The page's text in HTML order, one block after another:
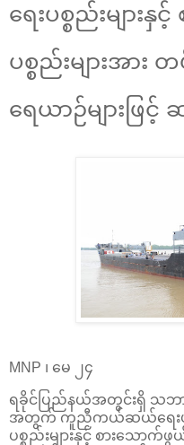
ရေးပစ္စည်းများ
ပစ္စည်းများအား
ရေယာဉ်များဖ
MNP ၊ မေ ၂၄
ရခိုင်ပြည်နယ်အတွင်းရှိ သဘ
အတွက် ကူညီကယ်ဆယ်ရေးပစ္စ
ပစ္စည်းများနှင့် စားသောက်